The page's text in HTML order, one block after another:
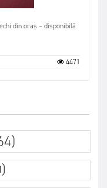
din oraș – disponibilă
4471